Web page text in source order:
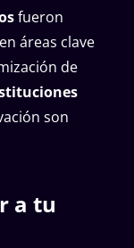
fueron
en áreas clave
de
son
a tu